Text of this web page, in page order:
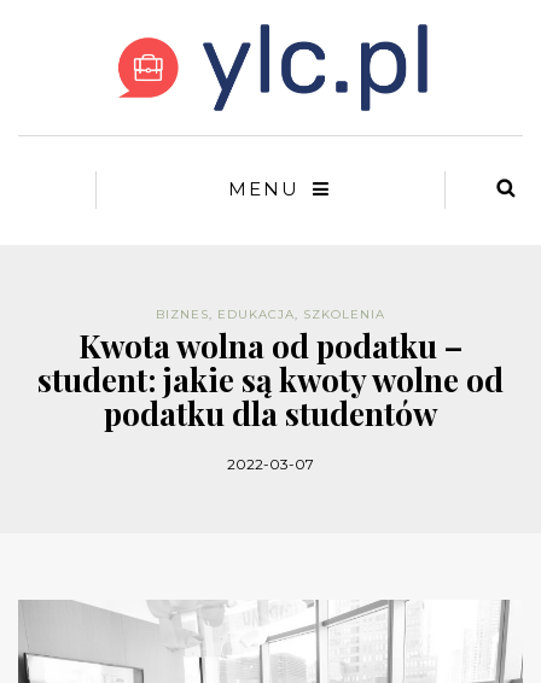
MENU
BIZNES, EDUKACJA, SZKOLENIA
Kwota wolna od podatku –
student: jakie są kwoty wolne od
podatku dla studentów
2022-03-07